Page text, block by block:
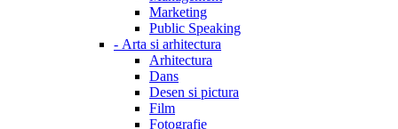
Marketing
Public Speaking
- Arta si arhitectura
Arhitectura
Dans
Desen si pictura
Film
Fotografie